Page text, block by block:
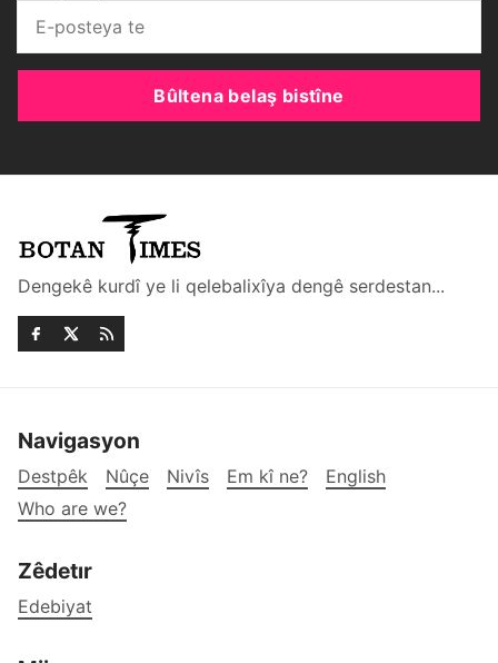
Bûltena belaş bistîne
Dengekê kurdî ye li qelebalixîya dengê serdestan...
Navigasyon
Destpêk Nûçe Nivîs Em kî ne?
English
Who are we?
Zêdetır
Edebiyat